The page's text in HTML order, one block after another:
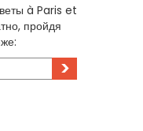
à Paris et
пройдя
>